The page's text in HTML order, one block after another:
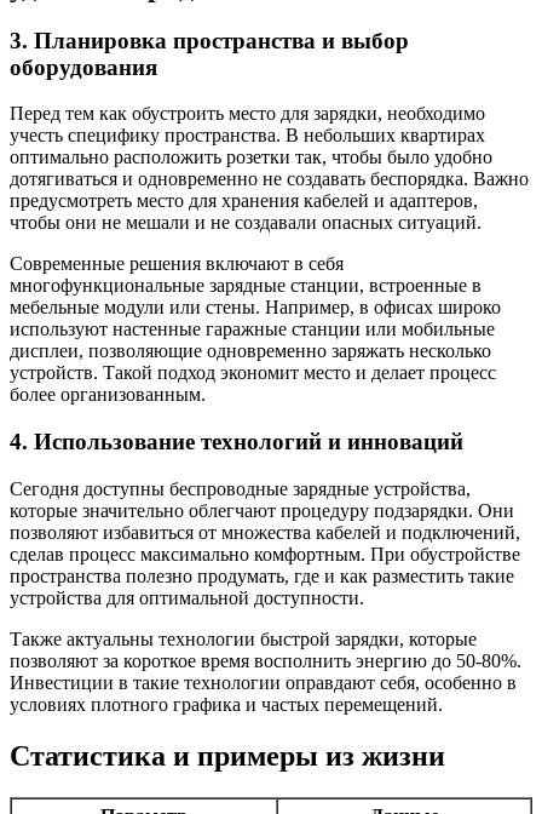
3. Планировка пространства и выбор
оборудования
Перед тем как обустроить место для зарядки, необходимо
учесть специфику пространства. В небольших квартирах
оптимально расположить розетки так, чтобы было удобно
дотягиваться и одновременно не создавать беспорядка. Важно
предусмотреть место для хранения кабелей и адаптеров,
чтобы они не мешали и не создавали опасных ситуаций.
Современные решения включают в себя
многофункциональные зарядные станции, встроенные в
мебельные модули или стены. Например, в офисах широко
используют настенные гаражные станции или мобильные
дисплеи, позволяющие одновременно заряжать несколько
устройств. Такой подход экономит место и делает процесс
более организованным.
4. Использование технологий и инноваций
Сегодня доступны беспроводные зарядные устройства,
которые значительно облегчают процедуру подзарядки. Они
позволяют избавиться от множества кабелей и подключений,
сделав процесс максимально комфортным. При обустройстве
пространства полезно продумать, где и как разместить такие
устройства для оптимальной доступности.
Также актуальны технологии быстрой зарядки, которые
позволяют за короткое время восполнить энергию до 50-80%.
Инвестиции в такие технологии оправдают себя, особенно в
условиях плотного графика и частых перемещений.
Статистика и примеры из жизни